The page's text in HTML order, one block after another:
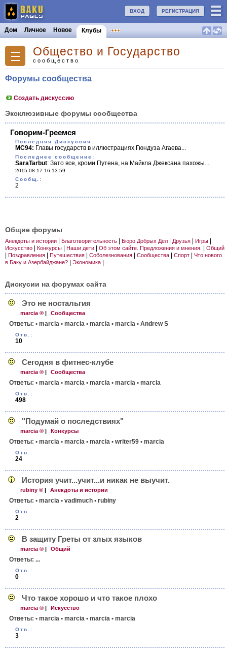
РЕГИСТРАЦИЯ
ВХОД
Дом Личное Новое Клубы
Общество и Государство
сообщество
Форумы сообщества
Создать дискуссию
Эксклюзивные форумы сообщества
Говорим-Греемся
Последняя Дискуссия:
MC94: Главы государств в иллюстрациях Гюндуза Агаева...
Последнее сообщение:
SaraTarbut: Зато все, кроми Путена, на Майкла Джексана пахожы....
2015-08-17 16:13:59
Cообщ.:
2
Общие форумы
Анекдоты и истории Благотворительность Бюро Добрых Дел Друзья Игры
Искусство Конкурсы Наши дети Об этом сайте. Предложения и мнения. Общий
Поздравления Путешествия Соболезнования Сообщества Спорт
Что нового
в Баку и Азербайджане?
Экономика
Дискусии на форумах сайта
Это не ностальгия
marcia ® | Сообщества
Ответы: • marcia • marcia • marcia • marcia • Andrew S
Отв.:
10
Сегодня в фитнес-клубе
marcia ® | Сообщества
Ответы: • marcia • marcia • marcia • marcia • marcia
Отв.:
498
"Подумай о последствиях"
marcia ® | Конкурсы
Ответы: • marcia • marcia • marcia • writer59 • marcia
Отв.:
24
История учит...­учит...и никак не выучит.
rubiny ® | Анекдоты и истории
Ответы: • marcia • vadimuch • rubiny
Отв.:
2
В защиту Греты от злых языков
marcia ® | Общий
Ответы: ...
Отв.:
0
Что такое хорошо и что такое плохо
marcia ® | Искусство
Ответы: • marcia • marcia • marcia • marcia
Отв.:
3